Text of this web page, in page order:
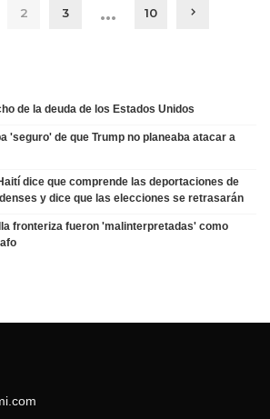
2 3 … 10
de la deuda de los Estados Unidos
'seguro' de que Trump no planeaba atacar a
dice que comprende las deportaciones de
y dice que las elecciones se retrasarán
fronteriza fueron 'malinterpretadas' como